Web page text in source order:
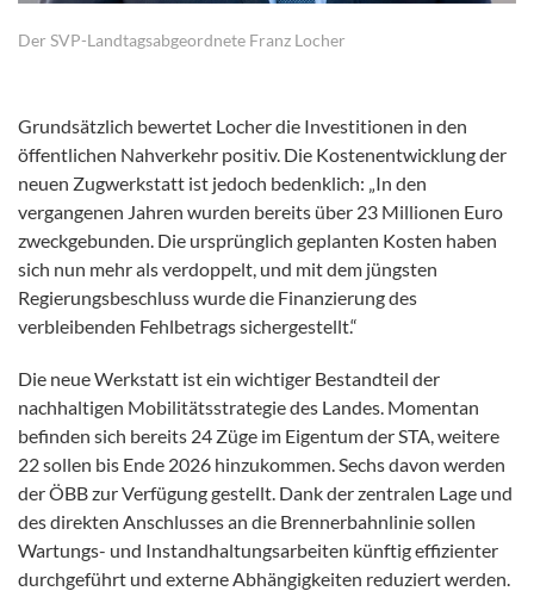
Der SVP-Landtagsabgeordnete Franz Locher
Grundsätzlich bewertet Locher die Investitionen in den
öffentlichen Nahverkehr positiv. Die Kostenentwicklung der
neuen Zugwerkstatt ist jedoch bedenklich: „In den
vergangenen Jahren wurden bereits über 23 Millionen Euro
zweckgebunden. Die ursprünglich geplanten Kosten haben
sich nun mehr als verdoppelt, und mit dem jüngsten
Regierungsbeschluss wurde die Finanzierung des
verbleibenden Fehlbetrags sichergestellt.“
Die neue Werkstatt ist ein wichtiger Bestandteil der
nachhaltigen Mobilitätsstrategie des Landes. Momentan
befinden sich bereits 24 Züge im Eigentum der STA, weitere
22 sollen bis Ende 2026 hinzukommen. Sechs davon werden
der ÖBB zur Verfügung gestellt. Dank der zentralen Lage und
des direkten Anschlusses an die Brennerbahnlinie sollen
Wartungs- und Instandhaltungsarbeiten künftig effizienter
durchgeführt und externe Abhängigkeiten reduziert werden.